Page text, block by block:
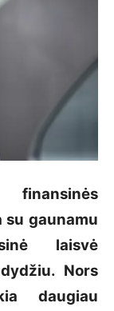
su gaunamu
laisvė
Nors
daugiau